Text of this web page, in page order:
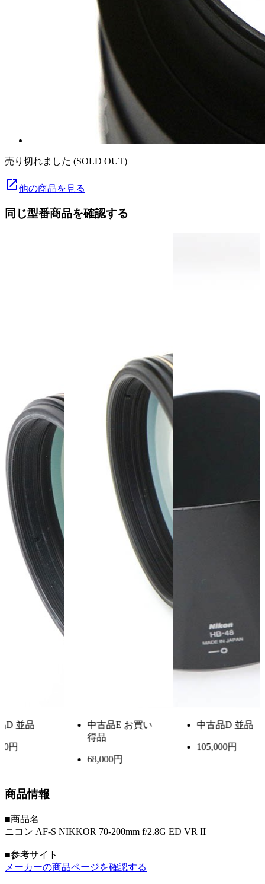
売り切れました (SOLD OUT)
launch他の商品を見る
同じ型番商品を確認する
D 並品
円
中古品E お買い
得品
68,000円
中古品D 並品
105,000円
商品情報
■商品名
ニコン AF-S NIKKOR 70-200mm f/2.8G ED VR II
■参考サイト
メーカーの商品ページを確認する